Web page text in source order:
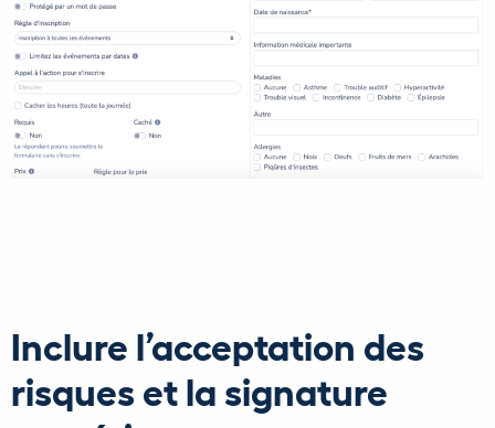
Inclure l’acceptation des
risques et la signature